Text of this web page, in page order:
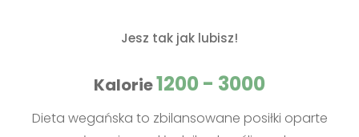
Jesz tak jak lubisz!
Kalorie1200 - 3000
Dieta wegańska to zbilansowane posiłki oparte